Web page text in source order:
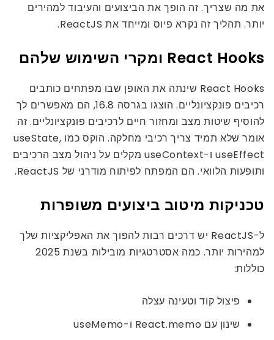
את מה שצריך. זה הופך את הביצועים והעיבוד למהירים
יותר. תהליך זה נקרא פיוס ומייחד את ReactJS.
React Hooks ומקרי השימוש שלהם
React Hooks שינתה את האופן שבו מפתחים כותבים
רכיבים פונקציונליים. הוצגו בגרסה 16.8, הם מאפשרים לך
להוסיף שיטות מצב ומחזור חיים לרכיבים פונקציונליים. זה
אומר שלא תמיד צריך רכיבי מחלקה. הוקס כמו useState,
useEffect ו-useContext מקלים על ניהול מצב הרכיבים
ותופעות הלוואי. הם המפתח לפיתוח מודרני של ReactJS.
טכניקות מיטוב ביצועים משופרות
ל-ReactJS יש דרכים רבות להפוך את האפליקציות שלך
למהירות יותר. כמה אסטרטגיות מובילות בשנת 2025
כוללות:
פיצול קוד וטעינה עצלה
שינון עם React.memo ו-useMemo